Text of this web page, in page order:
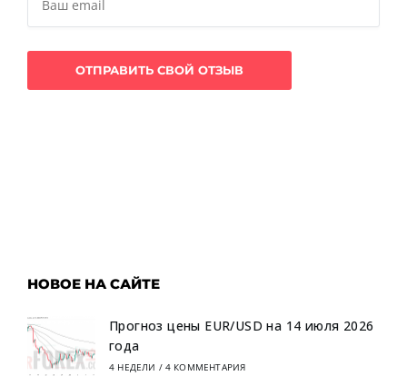
НОВОЕ НА САЙТЕ
Прогноз цены EUR/USD на 14 июля 2026
года
4 НЕДЕЛИ / 4 КОММЕНТАРИЯ